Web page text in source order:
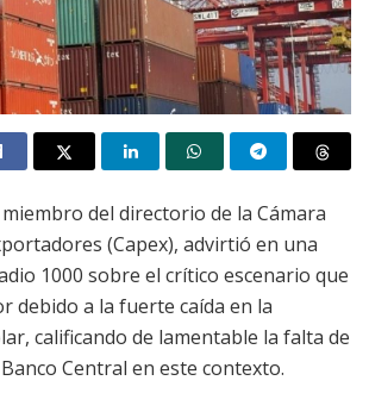
del directorio de la Cámara
(Capex), advirtió en una
1000 sobre el crítico escenario que
debido a la fuerte caída en la
calificando de lamentable la falta de
Central en este contexto.